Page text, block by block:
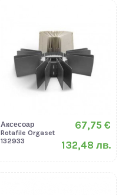
Аксесоар
Rotafile Orgaset
132933
67,75 €
132,48 лв.